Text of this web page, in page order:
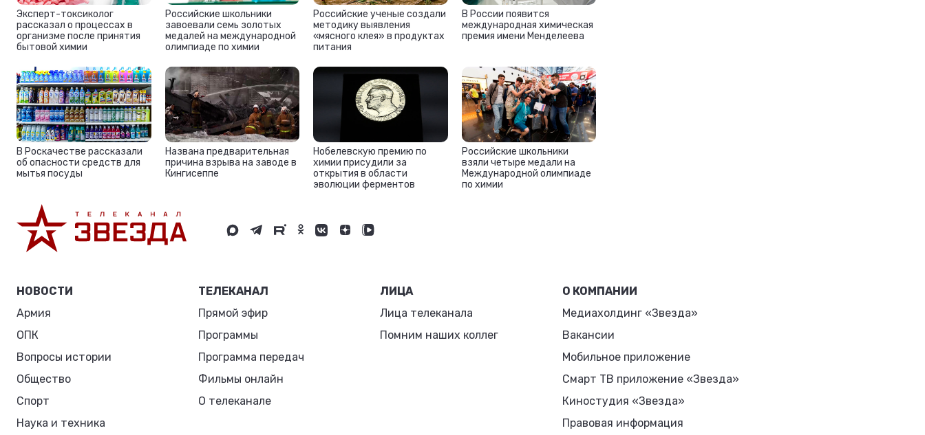
Эксперт-токсиколог
рассказал о процессах в
организме после принятия
бытовой химии
Российские школьники
завоевали семь золотых
медалей на международной
олимпиаде по химии
Российские ученые создали
методику выявления
«мясного клея» в продуктах
питания
В России появится
международная химическая
премия имени Менделеева
В Роскачестве рассказали
об опасности средств для
мытья посуды
Названа предварительная
причина взрыва на заводе в
Кингисеппе
Нобелевскую премию по
химии присудили за
открытия в области
эволюции ферментов
Российские школьники
взяли четыре медали на
Международной олимпиаде
по химии
НОВОСТИ
Армия
ОПК
Вопросы истории
Общество
Спорт
Наука и техника
ТЕЛЕКАНАЛ
Прямой эфир
Программы
Программа передач
Фильмы онлайн
О телеканале
ЛИЦА
Лица телеканала
Помним наших коллег
О КОМПАНИИ
Медиахолдинг «Звезда»
Вакансии
Мобильное приложение
Смарт ТВ приложение «Звезда»
Киностудия «Звезда»
Правовая информация